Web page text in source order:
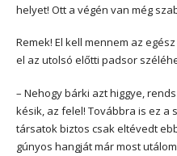
helyet! Ott a végén van még
Remek! El kell mennem az
el az utolsó előtti padsor
– Nehogy bárki azt higgye,
késik, az felel! Továbbra is ez a
társatok biztos csak eltévedt
gúnyos hangját már most